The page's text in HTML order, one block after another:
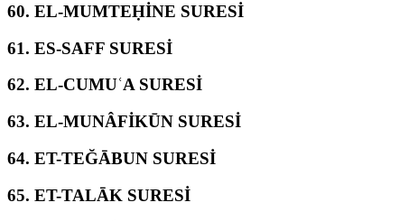
60. EL-MUMTEḤİNE SURESİ
61. ES-SAFF SURESİ
62. EL-CUMUʿA SURESİ
63. EL-MUNÂFİKŪN SURESİ
64. ET-TEĞĀBUN SURESİ
65. ET-TALĀK SURESİ